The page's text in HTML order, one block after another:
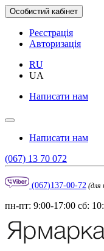
Особистий кабінет
Реєстрація
Авторизація
RU
UA
Написати нам
Написати нам
(067) 13 70 072
(067)137-00-72 (для
пн-пт: 9:00-17:00 сб: